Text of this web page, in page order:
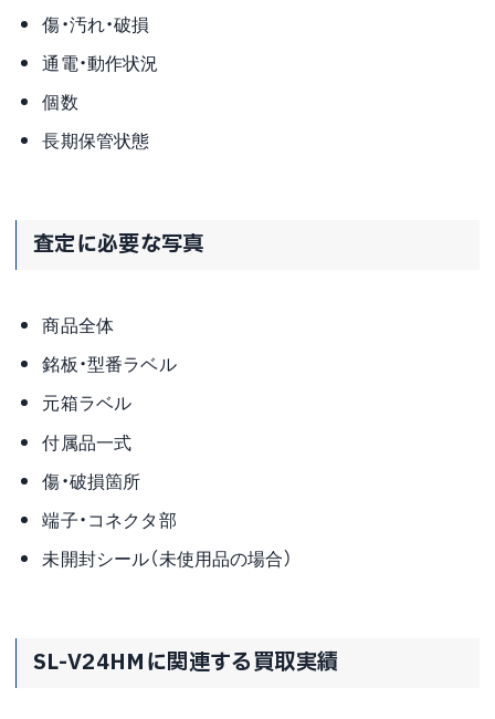
傷・汚れ・破損
通電・動作状況
個数
長期保管状態
査定に必要な写真
商品全体
銘板・型番ラベル
元箱ラベル
付属品一式
傷・破損箇所
端子・コネクタ部
未開封シール（未使用品の場合）
SL-V24HMに関連する買取実績